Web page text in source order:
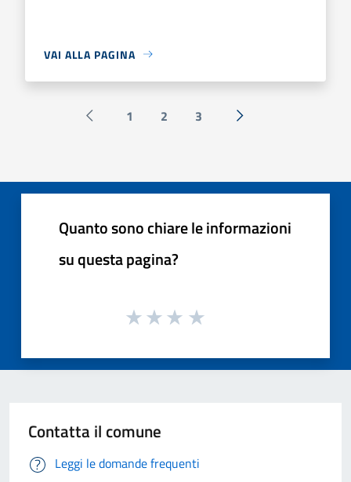
VAI ALLA PAGINA
Pagina precedente
1 2 3 Successiva »
Quanto sono chiare le informazioni
su questa pagina?
Contatta il comune
Leggi le domande frequenti